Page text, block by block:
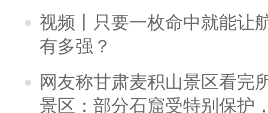
视频丨只要一枚命中就能让
有多强？
网友称甘肃麦积山景区看完
景区：部分石窟受特别保护